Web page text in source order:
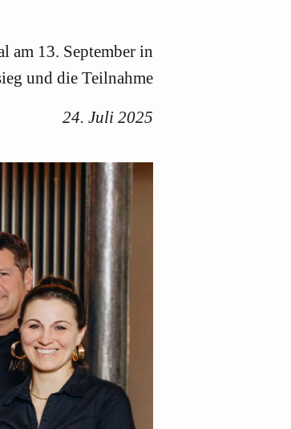
am 13. September in
und die Teilnahme
24. Juli 2025